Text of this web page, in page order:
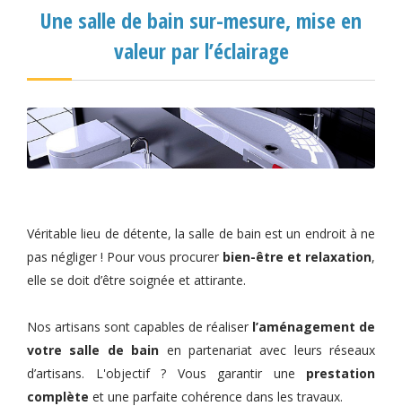
Une salle de bain sur-mesure, mise en
valeur par l’éclairage
Véritable lieu de détente, la salle de bain est un endroit à ne
pas négliger ! Pour vous procurer bien-être et relaxation,
elle se doit d’être soignée et attirante.
Nos artisans sont capables de réaliser l’aménagement de
votre salle de bain en partenariat avec leurs réseaux
d’artisans. L'objectif ? Vous garantir une prestation
complète et une parfaite cohérence dans les travaux.